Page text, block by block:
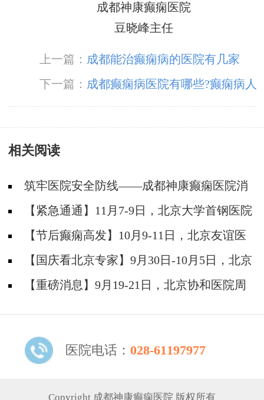
成都神康癫痫医院
豆晓峰主任
上一篇： 成都能治癫痫病的医院有几家
下一篇： 成都癫痫病医院有哪些?癫痫病人
的饮食！
相关阅读
筑牢医院安全防线——成都神康癫痫医院消
防安全培训纪实
【紧急通通】11月7-9日，北京大学首钢医院
神经内科胡颖教授亲临成都会诊，破解癫痫疑难
【节后癫痫高发】10月9-11日，北京友谊医
院陈葵博士免费会诊+治疗援助，破解癫痫难
题！
【国庆看北京专家】9月30日-10月5日，北京
天坛&首钢医院两大专家蓉城亲诊+癫痫大额救
【重磅消息】9月19-21日，北京协和医院周
医院电话： 028-61197977
Copyright 成都神康癫痫医院 版权所有